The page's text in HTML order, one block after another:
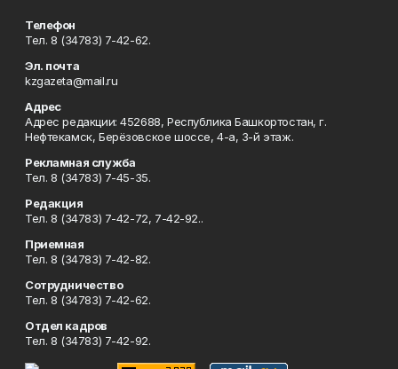
Телефон
Тел. 8 (34783) 7-42-62.
Эл. почта
kzgazeta@mail.ru
Адрес
Адрес редакции: 452688, Республика Башкортостан, г.
Нефтекамск, Берёзовское шоссе, 4-а, 3-й этаж.
Рекламная служба
Тел. 8 (34783) 7-45-35.
Редакция
Тел. 8 (34783) 7-42-72, 7-42-92..
Приемная
Тел. 8 (34783) 7-42-82.
Сотрудничество
Тел. 8 (34783) 7-42-62.
Отдел кадров
Тел. 8 (34783) 7-42-92.